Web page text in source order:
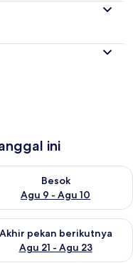
ini
8 - Agu 9
Besok
Agu 9 - Agu 10
ketersediaan untuk
ini Agu 14 - Agu 16
Akhir pekan berikutnya
Agu 21 - Agu 23
ketersediaan untuk